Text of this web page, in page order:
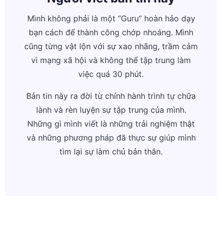
Mình không phải là một “Guru” hoàn hảo dạy
bạn cách để thành công chớp nhoáng. Mình
cũng từng vật lộn với sự xao nhãng, trầm cảm
vì mạng xã hội và không thể tập trung làm
việc quá 30 phút.
Bản tin này ra đời từ chính hành trình tự chữa
lành và rèn luyện sự tập trung của mình.
Những gì mình viết là những trải nghiệm thật
và những phương pháp đã thực sự giúp mình
tìm lại sự làm chủ bản thân.